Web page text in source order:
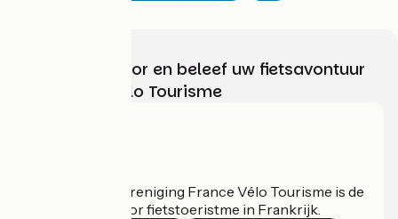
Kies, bereid voor en beleef uw fietsavontuur
met France Vélo Tourisme
De nationale vereniging France Vélo Tourisme is de
officiële gids voor fietstoeristme in Frankrijk.